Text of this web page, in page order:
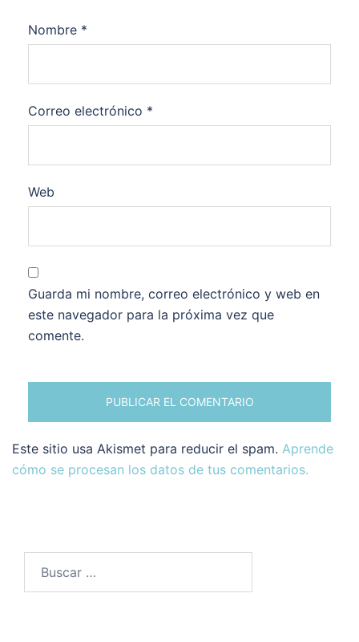
Nombre *
Correo electrónico *
Web
Guarda mi nombre, correo electrónico y web en
este navegador para la próxima vez que
comente.
Este sitio usa Akismet para reducir el spam. Aprende
cómo se procesan los datos de tus comentarios.